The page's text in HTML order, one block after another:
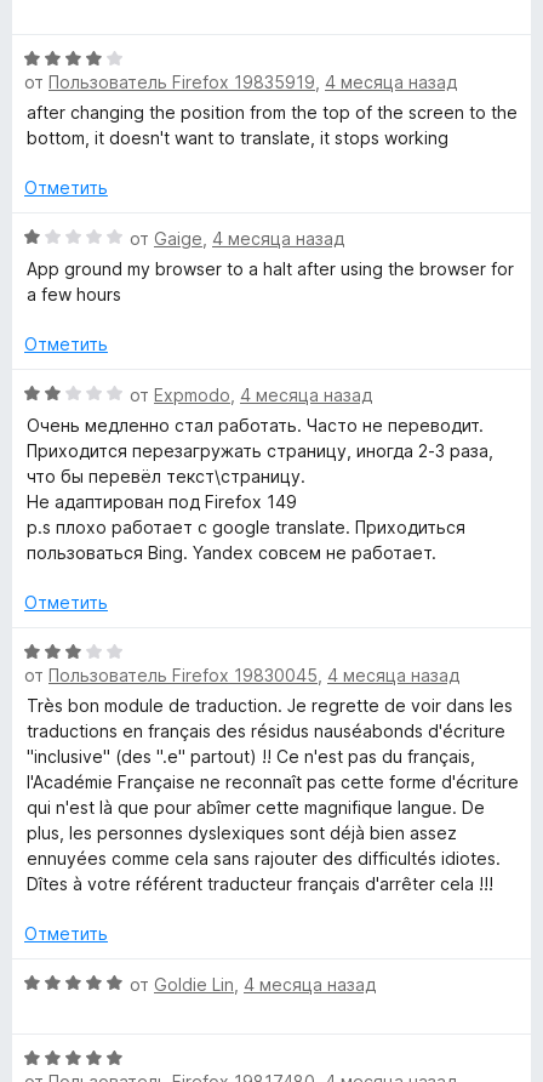
н
а
5
и
5
е
н
о
н
5
з
5
О
ц
е
н
н
н
а
4
з
от Пользователь Firefox 19835919 4 месяца назад
after changing the position from the top of the screen to the
bottom, it doesn't want to translate, it stops working
Отметить
О
ц
е
е
о
н
а
и
5
от Gaige 4 месяца назад
App ground my browser to a halt after using the browser for
a few hours
Отметить
О
ц
е
н
е
н
о
а
и
з
5
от Expmodo 4 месяца назад
Очень медленно стал работать. Часто не переводит.
Приходится перезагружать страницу, иногда 2-3 раза,
что бы перевёл текст\страницу.
Не адаптирован под Firefox 149
p.s плохо работает с google translate. Приходиться
пользоваться Bing. Yandex совсем не работает.
Отметить
О
ц
е
н
е
н
о
н
а
3
з
от Пользователь Firefox 19830045 4 месяца назад
Très bon module de traduction. Je regrette de voir dans les
traductions en français des résidus nauséabonds d'écriture
"inclusive" (des ".e" partout) !! Ce n'est pas du français,
l'Académie Française ne reconnaît pas cette forme d'écriture
qui n'est là que pour abîmer cette magnifique langue. De
plus, les personnes dyslexiques sont déjà bien assez
ennuyées comme cela sans rajouter des difficultés idiotes.
Dîtes à votre référent traducteur français d'arrêter cela !!!
Отметить
О
н
от Goldie Lin 4 месяца назад
О